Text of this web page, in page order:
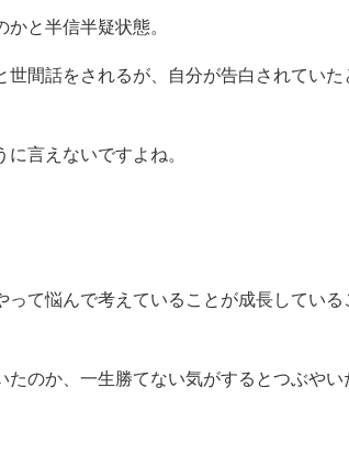
と半信半疑状態。
間話をされるが、自分が告白されていた
言えないですよね。
て悩んで考えていることが成長している
のか、一生勝てない気がするとつぶやい